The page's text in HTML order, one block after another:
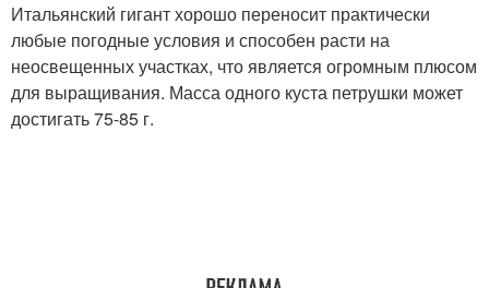
Итальянский гигант хорошо переносит практически
любые погодные условия и способен расти на
неосвещенных участках, что является огромным плюсом
для выращивания. Масса одного куста петрушки может
достигать 75-85 г.